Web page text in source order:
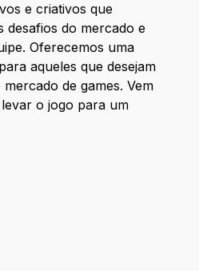
e criativos que
desafios do mercado e
Oferecemos uma
aqueles que desejam
de games. Vem
o jogo para um